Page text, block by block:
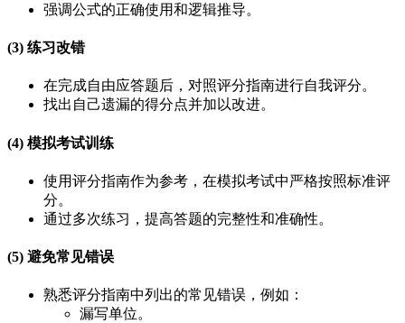
强调公式的正确使用和逻辑推导。
(3) 练习改错
在完成自由应答题后，对照评分指南进行自我评分。
找出自己遗漏的得分点并加以改进。
(4) 模拟考试训练
使用评分指南作为参考，在模拟考试中严格按照标准评
分。
通过多次练习，提高答题的完整性和准确性。
(5) 避免常见错误
熟悉评分指南中列出的常见错误，例如：
漏写单位。